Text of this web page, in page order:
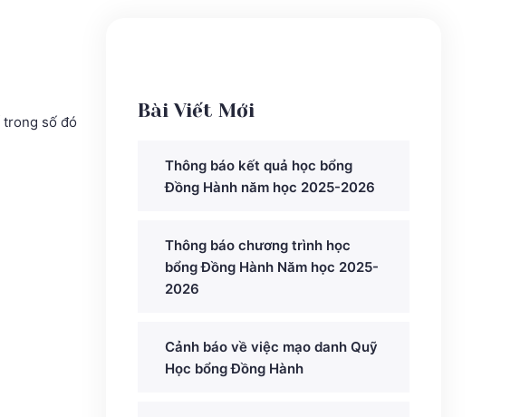
trong số đó
Bài Viết Mới
Thông báo kết quả học bổng
Đồng Hành năm học 2025-2026
Thông báo chương trình học
bổng Đồng Hành Năm học 2025-
2026
Cảnh báo về việc mạo danh Quỹ
Học bổng Đồng Hành